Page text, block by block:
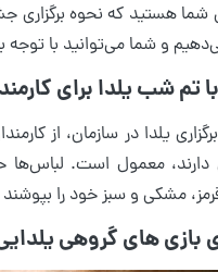
شما هستید که نحوه
و شما می‌توانید با توجه به
یلدا در سازمان، از
دارند، معمول است. لباس‌ها
مشکی و سبز خود را بپوشند